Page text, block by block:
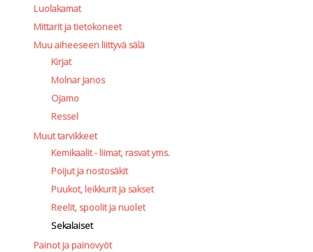
Luolakamat
Mittarit ja tietokoneet
Muu aiheeseen liittyvä sälä
Kirjat
Molnar Janos
Ojamo
Ressel
Muut tarvikkeet
Kemikaalit - liimat, rasvat yms.
Poijut ja nostosäkit
Puukot, leikkurit ja sakset
Reelit, spoolit ja nuolet
Sekalaiset
Painot ja painovyöt